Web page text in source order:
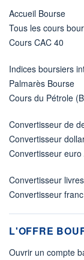
Accueil Bourse
Tous les cours
Cours CAC 40
Indices boursiers
Palmarès Bourse
Cours du Pétrole
Convertisseur de
Convertisseur
Convertisseur
Convertisseur
Convertisseur
L'OFFRE
Ouvrir un compte